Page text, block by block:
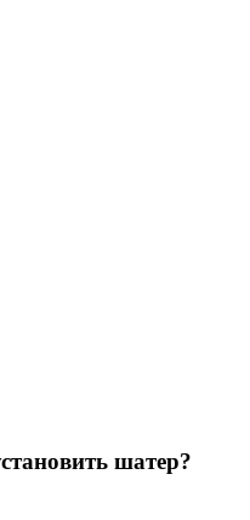
шатер?